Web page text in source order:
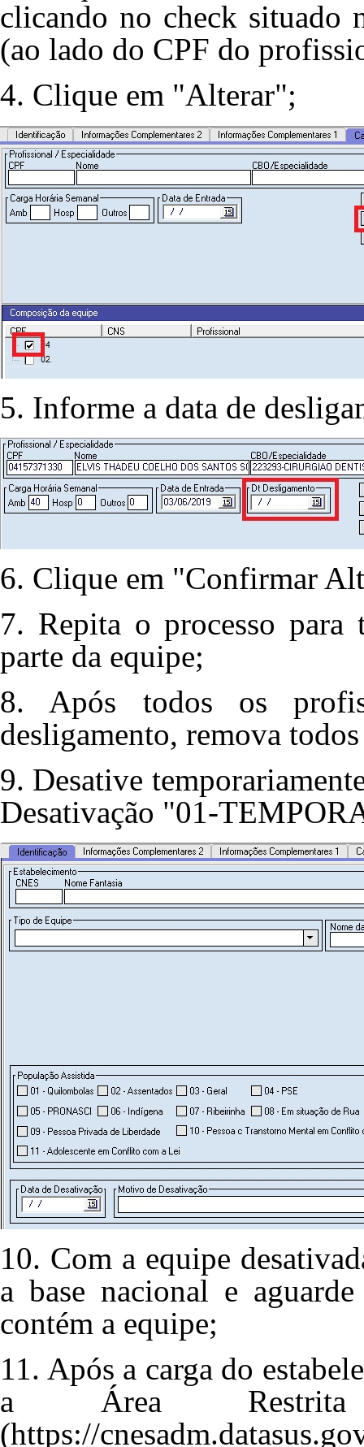
clicando no check situado
(ao lado do CPF do
4. Clique em "Alterar";
5. Informe a data de
6. Clique em "Confirmar
7. Repita o processo para
parte da equipe;
8. Após todos os
desligamento, remova
9. Desative
Desativação "01-
10. Com a equipe
a base nacional e
contém a equipe;
11. Após a carga do
a Área